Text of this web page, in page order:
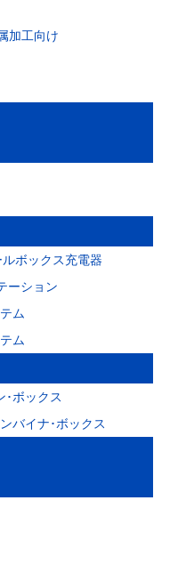
加工向け
ボックス充電器
ーション
ム
ム
･ボックス
バイナ･ボックス